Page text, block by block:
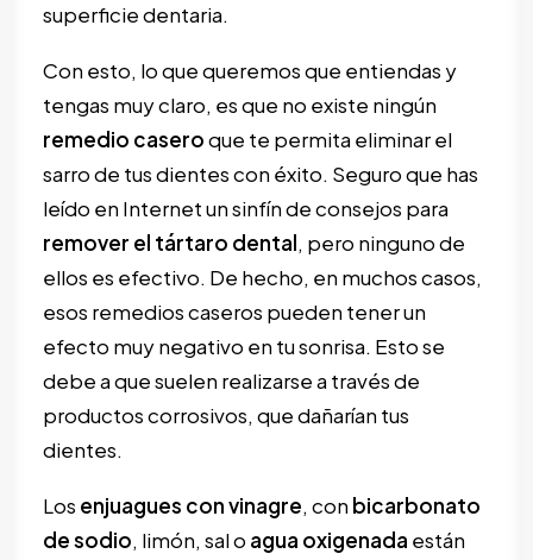
superficie dentaria.
Con esto, lo que queremos que entiendas y
tengas muy claro, es que no existe ningún
remedio caseroque te permita eliminar el
sarro de tus dientes con éxito. Seguro que has
leído en Internet un sinfín de consejos para
remover el tártaro dental, pero ninguno de
ellos es efectivo. De hecho, en muchos casos,
esos remedios caseros pueden tener un
efecto muy negativo en tu sonrisa. Esto se
debe a que suelen realizarse a través de
productos corrosivos, que dañarían tus
dientes.
Los enjuagues con vinagre, con bicarbonato
de sodio, limón, sal o agua oxigenada están